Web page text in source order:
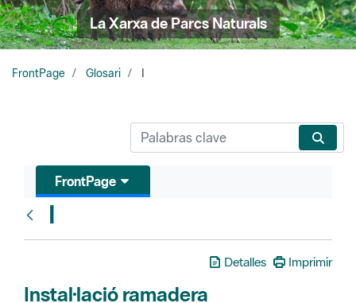
La Xarxa de Parcs Naturals
FrontPage Glosari
FrontPage
I
Detalles Imprimir
Instal·lació ramadera